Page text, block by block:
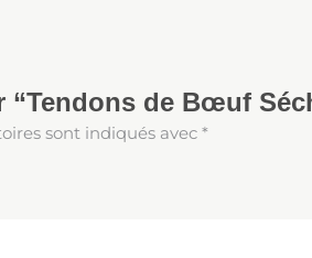
“Tendons de Bœuf
sont indiqués avec *